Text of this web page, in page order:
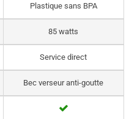
Plastique sans BPA
85 watts
Service direct
Bec verseur anti-goutte